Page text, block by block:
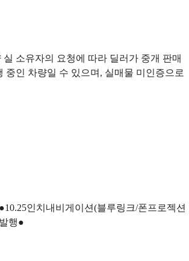
소유자의 요청에 따라 딜러가 중개 판매
중인 차량일 수 있으며, 실매물 미인증으로
인치내비게이션(블루링크/폰프로젝션
행●